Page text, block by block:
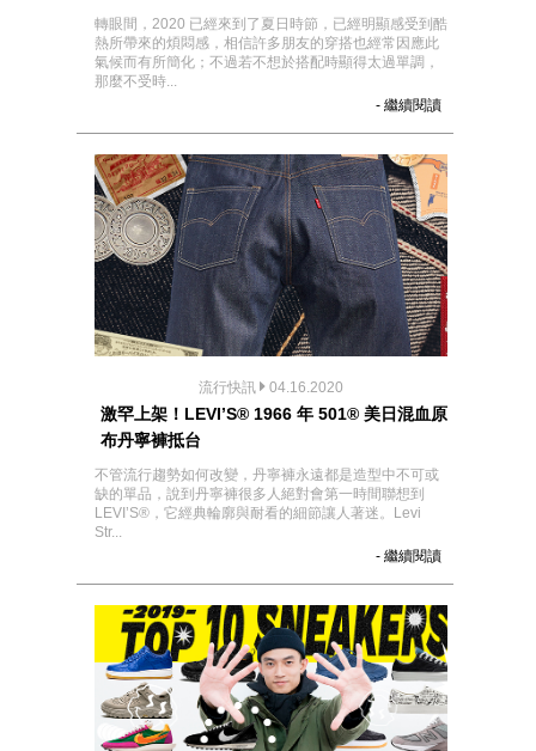
轉眼間，2020 已經來到了夏日時節，已經明顯感受到酷
熱所帶來的煩悶感，相信許多朋友的穿搭也經常因應此
氣候而有所簡化；不過若不想於搭配時顯得太過單調，
那麼不受時...
- 繼續閱讀
流行快訊 04.16.2020
激罕上架！LEVI’S® 1966 年 501® 美日混血原
布丹寧褲抵台
不管流行趨勢如何改變，丹寧褲永遠都是造型中不可或
缺的單品，說到丹寧褲很多人絕對會第一時間聯想到
LEVI’S®，它經典輪廓與耐看的細節讓人著迷。Levi
Str...
- 繼續閱讀